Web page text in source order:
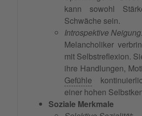
kann sowohl
Schwäche sein.
Introspektive
Melancholiker
mit Selbstreflexion.
ihre Handlungen,
Gefühle
einer hohen
Soziale Merkmale